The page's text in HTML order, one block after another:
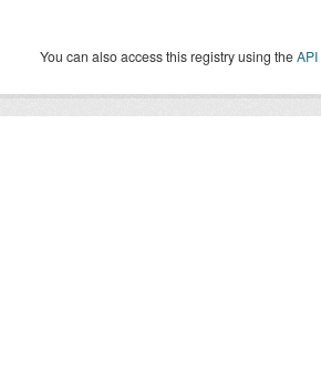
You can also access this registry using theAPI